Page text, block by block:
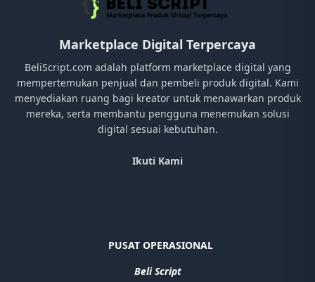
Marketplace Digital Terpercaya
BeliScript.com adalah platform marketplace digital yang
mempertemukan penjual dan pembeli produk digital. Kami
menyediakan ruang bagi kreator untuk menawarkan produk
mereka, serta membantu pengguna menemukan solusi
digital sesuai kebutuhan.
Ikuti Kami
PUSAT OPERASIONAL
Beli Script